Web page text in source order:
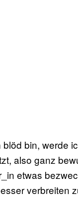
bin, werde
also ganz
etwas
verbreiten